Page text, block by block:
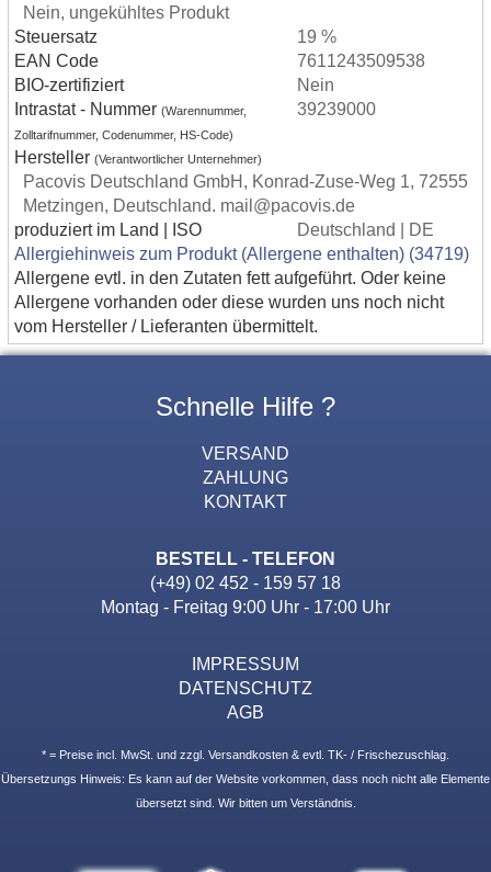
Nein, ungekühltes Produkt
Steuersatz
19 %
EAN Code
7611243509538
BIO-zertifiziert
Nein
Intrastat - Nummer (Warennummer,
Zolltarifnummer, Codenummer, HS-Code)
39239000
Hersteller (Verantwortlicher Unternehmer)
Pacovis Deutschland GmbH, Konrad-Zuse-Weg 1, 72555
Metzingen, Deutschland. mail@pacovis.de
produziert im Land | ISO
Deutschland | DE
Allergiehinweis zum Produkt (Allergene enthalten) (34719)
Allergene evtl. in den Zutaten fett aufgeführt. Oder keine
Allergene vorhanden oder diese wurden uns noch nicht
vom Hersteller / Lieferanten übermittelt.
Schnelle Hilfe ?
VERSAND
ZAHLUNG
KONTAKT
BESTELL - TELEFON
(+49) 02 452 - 159 57 18
Montag - Freitag 9:00 Uhr - 17:00 Uhr
IMPRESSUM
DATENSCHUTZ
AGB
* = Preise incl. MwSt. und zzgl. Versandkosten & evtl. TK- / Frischezuschlag.
Übersetzungs Hinweis: Es kann auf der Website vorkommen, dass noch nicht alle Elemente
übersetzt sind. Wir bitten um Verständnis.